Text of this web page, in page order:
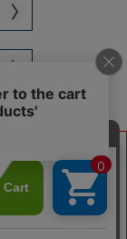
グサイトにはご
（URL）をご確